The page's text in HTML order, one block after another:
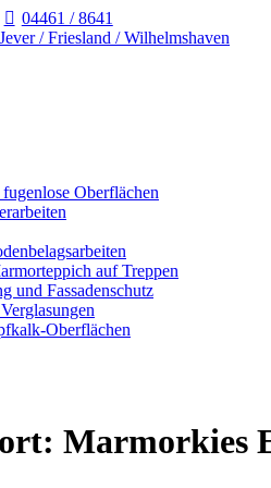
04461 / 8641
Oberflächen
auf Treppen
und Fassadenschutz
Oberflächen
Marmorkies